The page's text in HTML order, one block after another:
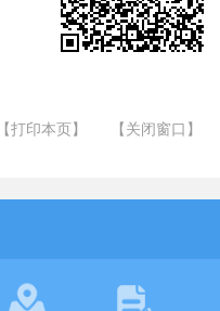
【打印本页】 【关闭窗口】